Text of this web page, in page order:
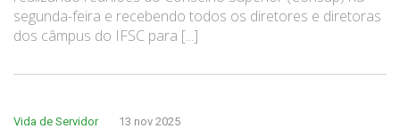
segunda-feira e recebendo todos os diretores e diretoras
dos câmpus do IFSC para [...]
Vida de Servidor 13 nov 2025